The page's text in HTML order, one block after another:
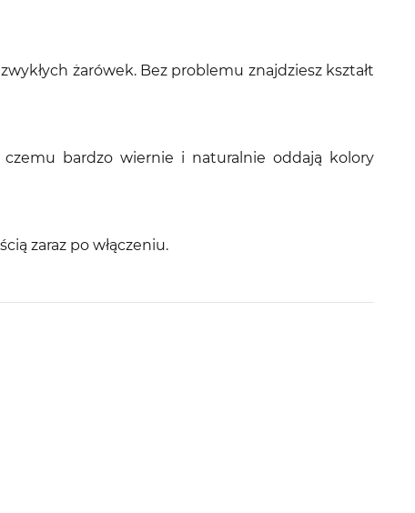
żarówek. Bez problemu znajdziesz kształt
bardzo wiernie i naturalnie oddają kolory
zaraz po włączeniu.